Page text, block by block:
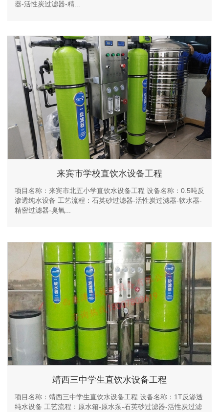
器-活性炭过滤器-精...
来宾市学校直饮水设备工程
项目名称：来宾市北五小学直饮水设备工程 设备名称：0.5吨反
渗透纯水设备 工艺流程：石英砂过滤器-活性炭过滤器-软水器-
精密过滤器-臭氧...
靖西三中学生直饮水设备工程
项目名称：靖西三中学生直饮水设备工程 设备名称：1T反渗透
纯水设备 工艺流程：原水箱-原水泵-石英砂过滤器-活性炭过滤